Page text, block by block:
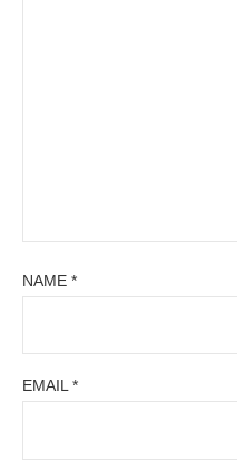
NAME *
EMAIL*